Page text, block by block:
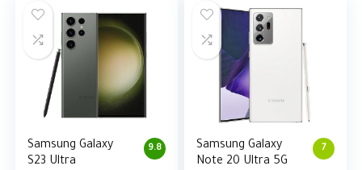
9.8
Samsung Galaxy
S23 Ultra
7
Samsung Galaxy
Note 20 Ultra 5G